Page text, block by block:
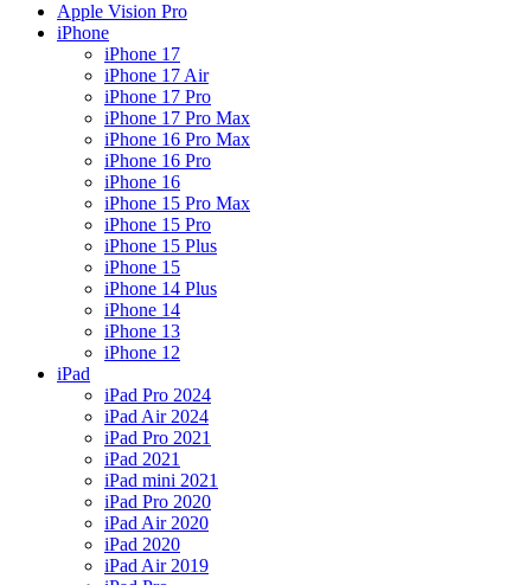
Apple Vision Pro
iPhone
iPhone 17
iPhone 17 Air
iPhone 17 Pro
iPhone 17 Pro Max
iPhone 16 Pro Max
iPhone 16 Pro
iPhone 16
iPhone 15 Pro Max
iPhone 15 Pro
iPhone 15 Plus
iPhone 15
iPhone 14 Plus
iPhone 14
iPhone 13
iPhone 12
iPad
iPad Pro 2024
iPad Air 2024
iPad Pro 2021
iPad 2021
iPad mini 2021
iPad Pro 2020
iPad Air 2020
iPad 2020
iPad Air 2019